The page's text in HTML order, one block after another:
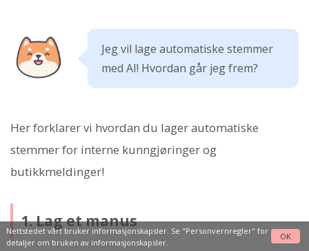
Jeg vil lage automatiske stemmer
med AI! Hvordan går jeg frem?
Her forklarer vi hvordan du lager automatiske
stemmer for interne kunngjøringer og
butikkmeldinger!
1. Lag et manus
Nettstedet vårt bruker informasjonskapsler. Se "Personvernregler" for
detaljer om bruken av informasjonskapsler.
OK